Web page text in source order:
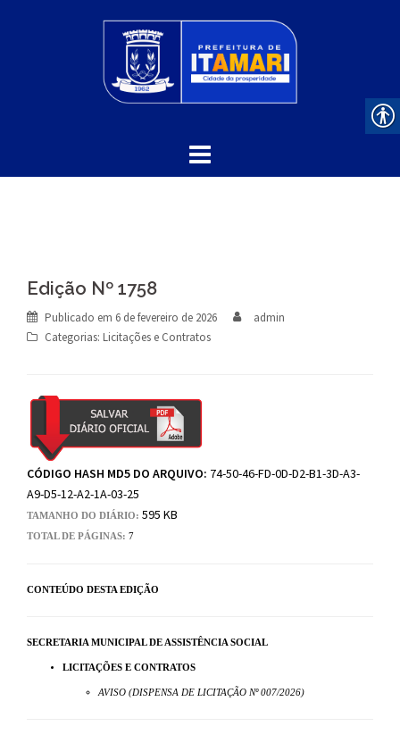
Edição Nº 1758
Publicado em 6 de fevereiro de 2026
admin
Categorias: Licitações e Contratos
CÓDIGO HASH MD5 DO ARQUIVO: 74-50-46-FD-0D-D2-B1-3D-A3-
A9-D5-12-A2-1A-03-25
TAMANHO DO DIÁRIO: 595 KB
TOTAL DE PÁGINAS: 7
CONTEÚDO DESTA EDIÇÃO
SECRETARIA MUNICIPAL DE ASSISTÊNCIA SOCIAL
LICITAÇÕES E CONTRATOS
AVISO (DISPENSA DE LICITAÇÃO Nº 007/2026)